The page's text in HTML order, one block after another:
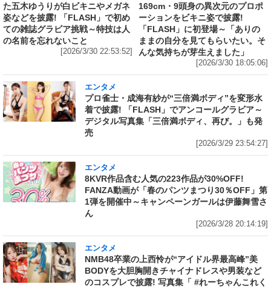
た五木ゆうりが白ビキニやメガネ
姿などを披露! 「FLASH」で初め
ての雑誌グラビア挑戦～特技は人
の名前を忘れないこと
[2026/3/30 22:53:52]
169cm・9頭身の異次元のプロポ
ーションをビキニ姿で披露!
「FLASH」に初登場～「ありの
ままの自分を見てもらいたい。そ
んな気持ちが芽生えました」
[2026/3/30 18:05:06]
エンタメ
プロ雀士・成海有紗が“三倍満ボディ”を変形水
着で披露! 「FLASH」でアンコールグラビア～
デジタル写真集「三倍満ボディ、再び。」も発
売
[2026/3/29 23:54:27]
エンタメ
8KVR作品含む人気の223作品が30%OFF!
FANZA動画が「春のパンツまつり30％OFF」第
1弾を開催中～キャンペーンガールは伊藤舞雪さ
ん
[2026/3/28 20:14:19]
エンタメ
NMB48卒業の上西怜が“アイドル界最高峰”美
BODYを大胆胸開きチャイナドレスや男装など
のコスプレで披露! 写真集「 #れーちゃんこれく